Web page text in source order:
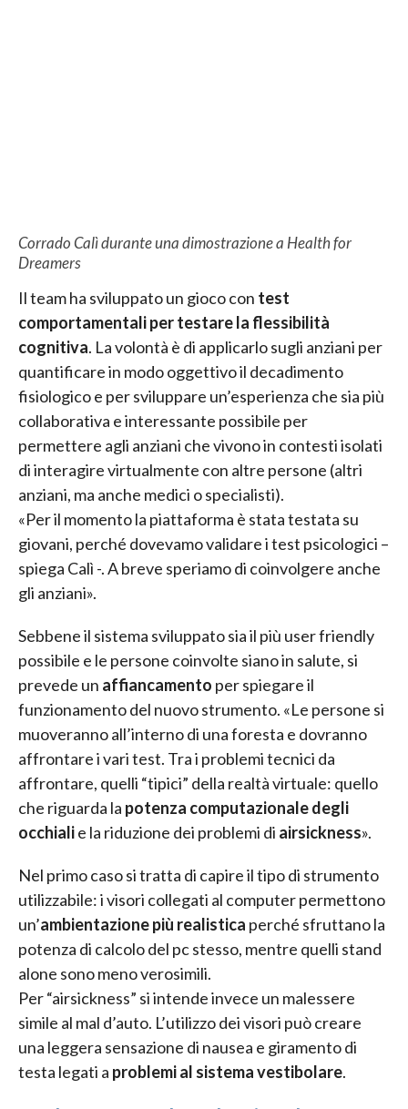
Corrado Calì durante una dimostrazione a Health for
Dreamers
Il team ha sviluppato un gioco con test
comportamentali per testare la flessibilità
cognitiva. La volontà è di applicarlo sugli anziani per
quantificare in modo oggettivo il decadimento
fisiologico e per sviluppare un’esperienza che sia più
collaborativa e interessante possibile per
permettere agli anziani che vivono in contesti isolati
di interagire virtualmente con altre persone (altri
anziani, ma anche medici o specialisti).
«Per il momento la piattaforma è stata testata su
giovani, perché dovevamo validare i test psicologici –
spiega Calì -. A breve speriamo di coinvolgere anche
gli anziani».
Sebbene il sistema sviluppato sia il più user friendly
possibile e le persone coinvolte siano in salute, si
prevede un affiancamento per spiegare il
funzionamento del nuovo strumento. «Le persone si
muoveranno all’interno di una foresta e dovranno
affrontare i vari test. Tra i problemi tecnici da
affrontare, quelli “tipici” della realtà virtuale: quello
che riguarda la potenza computazionale degli
occhialie la riduzione dei problemi di airsickness».
Nel primo caso si tratta di capire il tipo di strumento
utilizzabile: i visori collegati al computer permettono
un’ambientazione più realistica perché sfruttano la
potenza di calcolo del pc stesso, mentre quelli stand
alone sono meno verosimili.
Per “airsickness” si intende invece un malessere
simile al mal d’auto. L’utilizzo dei visori può creare
una leggera sensazione di nausea e giramento di
testa legati a problemi al sistema vestibolare.